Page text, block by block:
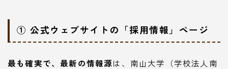
① 公式ウェブサイトの「採用情報」ページ
最も確実で、最新の情報源は、南山大学（学校法人南